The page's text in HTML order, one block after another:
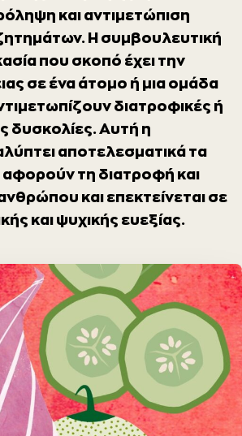
και αντιμετώπιση
Η συμβουλευτική
που σκοπό έχει την
σε ένα άτομο ή μια ομάδα
διατροφικές ή
δυσκολίες. Αυτή η
αποτελεσματικά τα
τη διατροφή και
και επεκτείνεται σε
και ψυχικής ευεξίας.